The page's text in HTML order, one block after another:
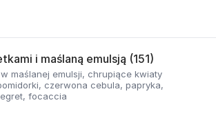
i maślaną emulsją (151)
maślanej emulsji, chrupiące kwiaty
czerwona cebula, papryka,
focaccia